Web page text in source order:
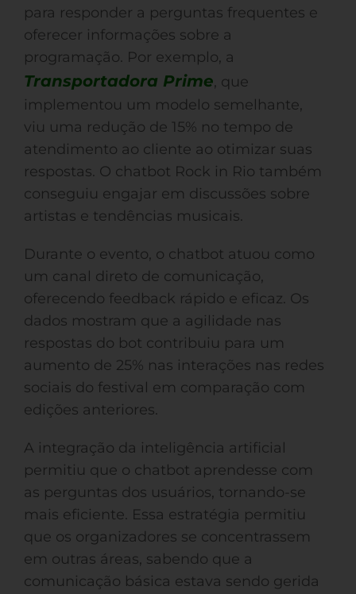
para responder a perguntas frequentes e
oferecer informações sobre a
programação. Por exemplo, a
Transportadora Prime, que
implementou um modelo semelhante,
viu uma redução de 15% no tempo de
atendimento ao cliente ao otimizar suas
respostas. O chatbot Rock in Rio também
conseguiu engajar em discussões sobre
artistas e tendências musicais.
Durante o evento, o chatbot atuou como
um canal direto de comunicação,
oferecendo feedback rápido e eficaz. Os
dados mostram que a agilidade nas
respostas do bot contribuiu para um
aumento de 25% nas interações nas redes
sociais do festival em comparação com
edições anteriores.
A integração da inteligência artificial
permitiu que o chatbot aprendesse com
as perguntas dos usuários, tornando-se
mais eficiente. Essa estratégia permitiu
que os organizadores se concentrassem
em outras áreas, sabendo que a
comunicação básica estava sendo gerida